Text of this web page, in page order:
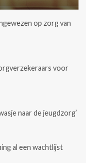
op zorg van
voor
naar de jeugdzorg’
al een wachtlijst